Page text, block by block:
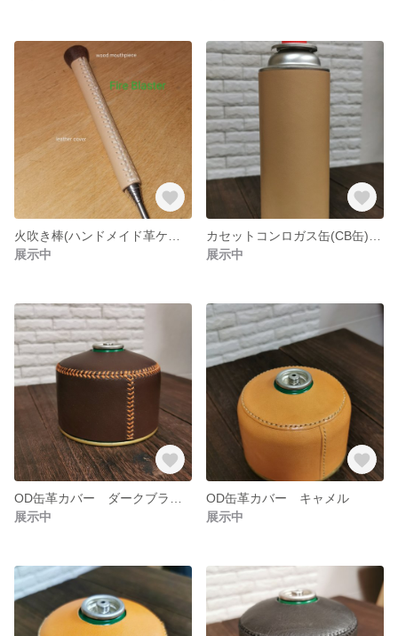
展示中
展示中
展示中
OD缶革カバー キャメル
展示中